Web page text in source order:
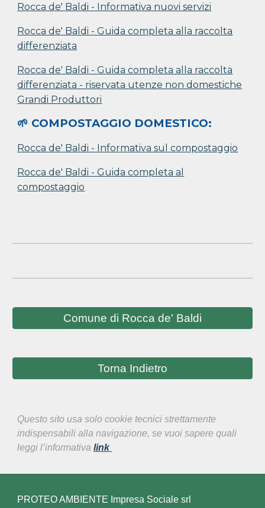
Rocca de' Baldi - Informativa nuovi servizi
Rocca de' Baldi - Guida completa alla raccolta
differenziata
Rocca de' Baldi - Guida completa alla raccolta
differenziata - riservata utenze non domestiche
Grandi Produttori
🌱 COMPOSTAGGIO DOMESTICO:
Rocca de' Baldi - Informativa sul compostaggio
Rocca de' Baldi - Guida completa al
compostaggio
Comune di Rocca de' Baldi
Torna Indietro
Questo sito usa solo cookie tecnici strettamente
indispensabili alla navigazione, se vuoi sapere quali
leggi l’informativalink
PROTEO AMBIENTE Impresa Sociale srl